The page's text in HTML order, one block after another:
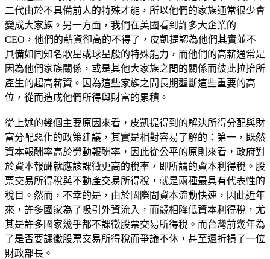
二代由於不具備前人的特殊才能，所以他們的家族通常很少會
變成大家族。另一方面，我們在美國看到許多大企業的
CEO，他們的薪資卻高的不得了，皮凱提認為他們其實並不
具備如同知名歌星或球星般的特殊能力，而他們的高薪通常是
因為他們家族關係，或是其他大家族之間的關係而彼此拉抬所
產生的超高薪資。因為這些家族之間長期壟斷這些重要的高
位，從而造成他們所得與財富的累積。
從上述的幾個主要原因來看，皮凱提得到的解決所得分配與財
富分配惡化的政策建議，其實是相對容易了解的：第一，既然
資本報酬率高於勞動報酬率，因此從公平的原則來看，政府對
於資本報酬就應該課徵更高的稅率，即所謂的資本利得稅。股
票交易所得稅與不動產交易所得稅，就是兩種最具有代表性的
稅目。然而，不幸的是，由於國際間資本流動快速，因此近年
來，許多國家為了吸引外資流入，而競相降低資本利得稅，尤
其是許多國家幾乎都不課徵股票交易所得稅。而台灣前幾年為
了是否要課徵股票交易所得稅而爭議不休，甚至還折損了一位
財政部長。